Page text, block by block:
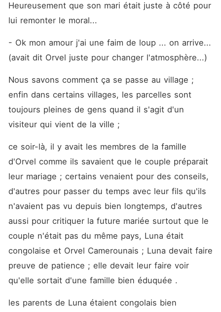
Heureusement que son mari était juste à côté pour
lui remonter le moral...
- Ok mon amour j'ai une faim de loup ... on arrive...
(avait dit Orvel juste pour changer l'atmosphère...)
Nous savons comment ça se passe au village ;
enfin dans certains villages, les parcelles sont
toujours pleines de gens quand il s'agit d'un
visiteur qui vient de la ville ;
ce soir-là, il y avait les membres de la famille
d'Orvel comme ils savaient que le couple préparait
leur mariage ; certains venaient pour des conseils,
d'autres pour passer du temps avec leur fils qu'ils
n'avaient pas vu depuis bien longtemps, d'autres
aussi pour critiquer la future mariée surtout que le
couple n'était pas du même pays, Luna était
congolaise et Orvel Camerounais ; Luna devait faire
preuve de patience ; elle devait leur faire voir
qu'elle sortait d'une famille bien éduquée .
les parents de Luna étaient congolais bien